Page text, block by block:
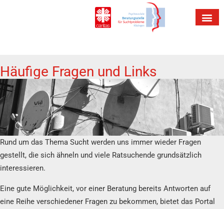
Häufige Fragen und Links
Rund um das Thema Sucht werden uns immer wieder Fragen
gestellt, die sich ähneln und viele Ratsuchende grundsätzlich
interessieren.
Eine gute Möglichkeit, vor einer Beratung bereits Antworten auf
eine Reihe verschiedener Fragen zu bekommen, bietet das Portal